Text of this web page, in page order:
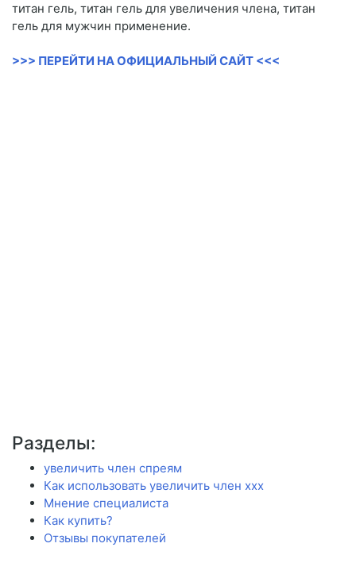
титан гель, титан гель для увеличения члена, титан
гель для мужчин применение.
>>> ПЕРЕЙТИ НА ОФИЦИАЛЬНЫЙ САЙТ <<<
Разделы:
увеличить член спреям
Как использовать увеличить член ххх
Мнение специалиста
Как купить?
Отзывы покупателей